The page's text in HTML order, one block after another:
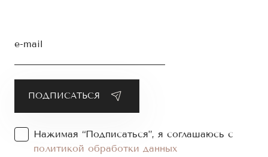
e-mail
Нажимая “Подписаться”, я соглашаюсь с
политикой обработки данных